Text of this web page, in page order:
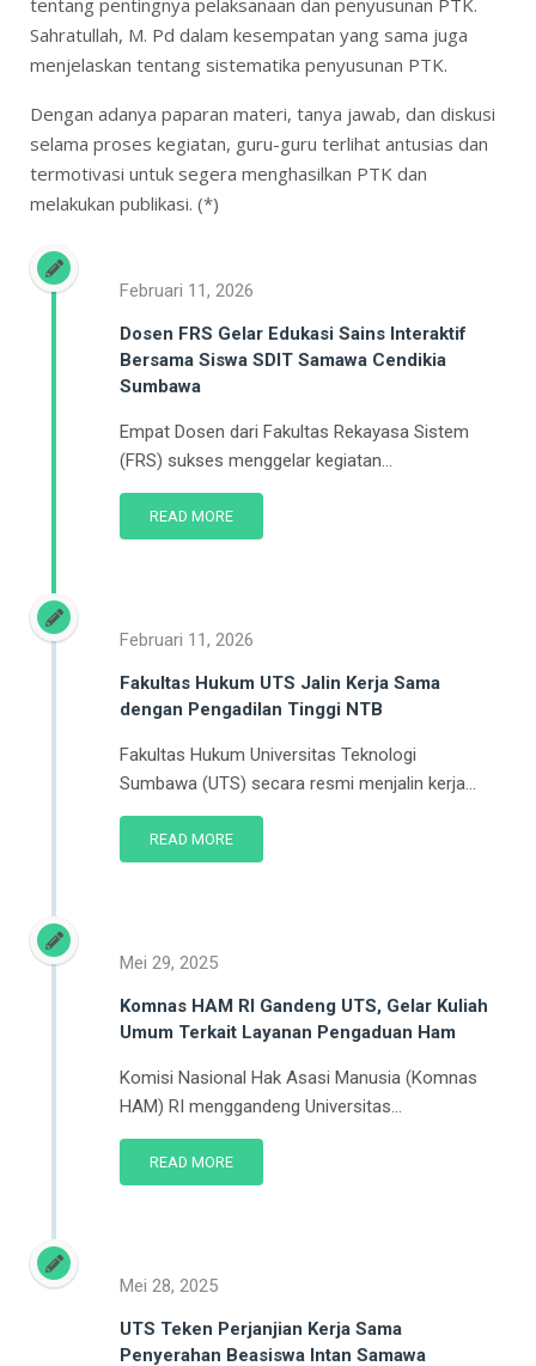
tentang pentingnya pelaksanaan dan penyusunan PTK.
Sahratullah, M. Pd dalam kesempatan yang sama juga
menjelaskan tentang sistematika penyusunan PTK.
Dengan adanya paparan materi, tanya jawab, dan diskusi
selama proses kegiatan, guru-guru terlihat antusias dan
termotivasi untuk segera menghasilkan PTK dan
melakukan publikasi. (*)
Dosen FRS Gelar Edukasi Sains Interaktif
Bersama Siswa SDIT Samawa Cendikia
Sumbawa
Empat Dosen dari Fakultas Rekayasa Sistem
(FRS) sukses menggelar kegiatan...
READ MORE
Februari 11, 2026
Fakultas Hukum UTS Jalin Kerja Sama
dengan Pengadilan Tinggi NTB
Fakultas Hukum Universitas Teknologi
Sumbawa (UTS) secara resmi menjalin kerja...
READ MORE
Februari 11, 2026
Komnas HAM RI Gandeng UTS, Gelar Kuliah
Umum Terkait Layanan Pengaduan Ham
Komisi Nasional Hak Asasi Manusia (Komnas
HAM) RI menggandeng Universitas...
READ MORE
Mei 29, 2025
UTS Teken Perjanjian Kerja Sama
Penyerahan Beasiswa Intan Samawa
Mei 28, 2025